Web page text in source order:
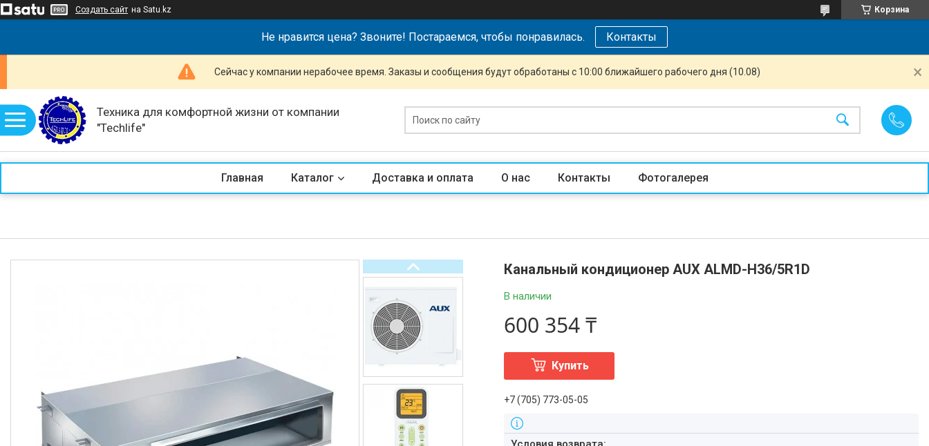
Создать сайт на Satu.kz Корзина
Не нравится цена? Звоните! Постараемся, чтобы понравилась. Контакты
Сейчас у компании нерабочее время. Заказы и сообщения будут обработаны с 10:00 ближайшего рабочего дня (10.08)
Техника для комфортной жизни от компании
"Techlife"
Главная Каталог Доставка и оплата О нас Контакты Фотогалерея
Канальный кондиционер AUX ALMD-H36/5R1D
В наличии
600 354 ₸
Купить
+7 (705) 773-05-05